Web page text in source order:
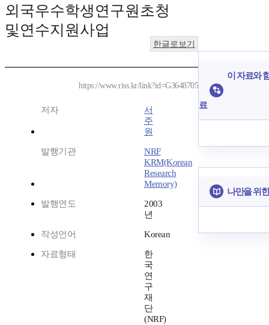
외국우수학생연구원초청
및연수지원사업
한글로보기
https://www.riss.kr/link?id=G3648705
저자
서
주
원
발행기관
NRF
KRM(Korean
Research
Memory)
발행연도
2003
년
작성언어 Korean
자료형태
한
국
연
구
재
단
(NRF)
이 자료와
료
나만을 위